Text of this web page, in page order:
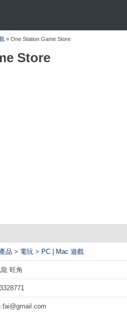
» One Station Game Store
Store
品 > 電玩 > PC | Mac 遊戲
旺角